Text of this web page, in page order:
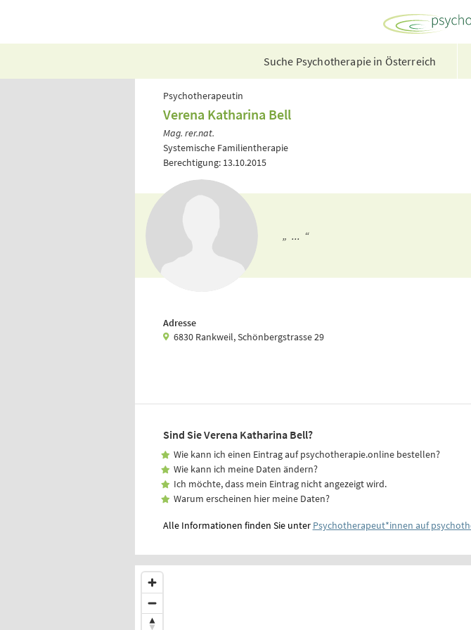
Suche Psychotherapie in Österreich
Psychotherapeutin
Verena Katharina Bell
Mag. rer.nat.
Systemische Familientherapie
Berechtigung: 13.10.2015
„ ... “
Adresse
6830 Rankweil, Schönbergstrasse 29
Sind Sie Verena Katharina Bell?
Wie kann ich einen Eintrag auf psychotherapie.online bestellen?
Wie kann ich meine Daten ändern?
Ich möchte, dass mein Eintrag nicht angezeigt wird.
Warum erscheinen hier meine Daten?
Alle Informationen finden Sie unter Psychotherapeut*innen auf